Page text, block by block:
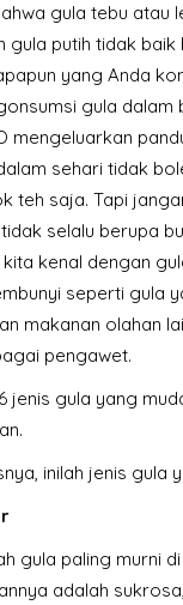
gula tebu atau
gula putih tidak baik
yang Anda
gula dalam
mengeluarkan
sehari tidak
teh saja. Tapi
selalu berupa
kenal dengan
seperti gula
makanan olahan
pengawet.
jenis gula yang
inilah jenis gula
gula paling murni
adalah